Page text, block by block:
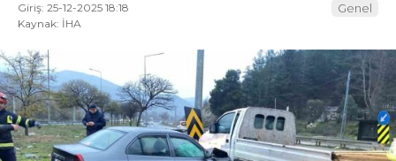
Giriş: 25-12-2025 18:18
Kaynak: İHA
Genel